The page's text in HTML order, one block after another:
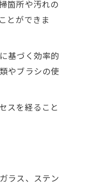
箇所や汚れの
とができま
基づく効率的
やブラシの使
スを経ること
ラス、ステン